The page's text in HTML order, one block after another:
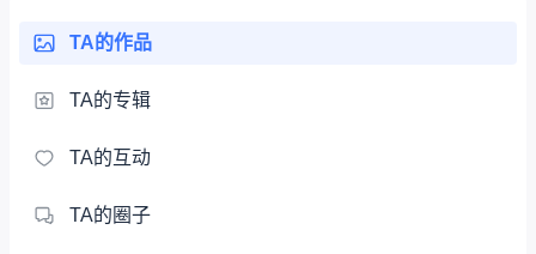
TA的作品
TA的专辑
TA的互动
TA的圈子